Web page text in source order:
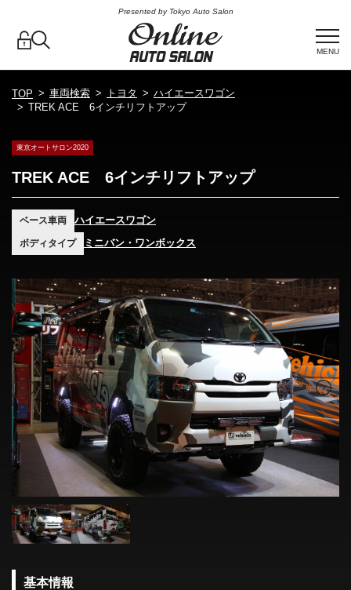
Presented by Tokyo Auto Salon
MENU
TOP 車両検索 トヨタ
ハイエースワゴン
TREK ACE 6インチリフトアップ
東京オートサロン2020
TREK ACE 6インチリフトアップ
ベース車両 ハイエースワゴン
ボディタイプ ミニバン・ワンボックス
基本情報